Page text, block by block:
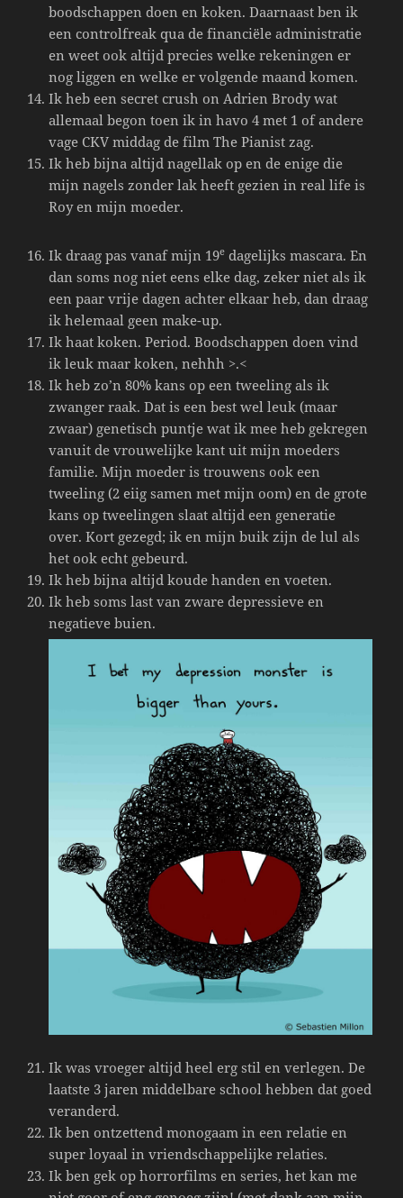
boodschappen doen en koken. Daarnaast ben ik
een controlfreak qua de financiële administratie
en weet ook altijd precies welke rekeningen er
nog liggen en welke er volgende maand komen.
Ik heb een secret crush on Adrien Brody wat
allemaal begon toen ik in havo 4 met 1 of andere
vage CKV middag de film The Pianist zag.
Ik heb bijna altijd nagellak op en de enige die
mijn nagels zonder lak heeft gezien in real life is
Roy en mijn moeder.
Ik draag pas vanaf mijn 19e dagelijks mascara. En
dan soms nog niet eens elke dag, zeker niet als ik
een paar vrije dagen achter elkaar heb, dan draag
ik helemaal geen make-up.
Ik haat koken. Period. Boodschappen doen vind
ik leuk maar koken, nehhh >.<
Ik heb zo’n 80% kans op een tweeling als ik
zwanger raak. Dat is een best wel leuk (maar
zwaar) genetisch puntje wat ik mee heb gekregen
vanuit de vrouwelijke kant uit mijn moeders
familie. Mijn moeder is trouwens ook een
tweeling (2 eiig samen met mijn oom) en de grote
kans op tweelingen slaat altijd een generatie
over. Kort gezegd; ik en mijn buik zijn de lul als
het ook echt gebeurd.
Ik heb bijna altijd koude handen en voeten.
Ik heb soms last van zware depressieve en
negatieve buien.
Ik was vroeger altijd heel erg stil en verlegen. De
laatste 3 jaren middelbare school hebben dat goed
veranderd.
Ik ben ontzettend monogaam in een relatie en
super loyaal in vriendschappelijke relaties.
Ik ben gek op horrorfilms en series, het kan me